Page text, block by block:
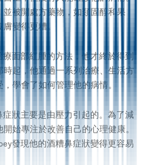
被開處方藥物，如類固醇和果
變得更糟。
面部紅腫的方法，他才終於得到
起，他通過一系列治療、生活方
學會了如何管理他的病情。
症狀主要是由壓力引起的。為了減
始專注於改善自己的心理健康。
發現他的酒糟鼻症狀變得更容易